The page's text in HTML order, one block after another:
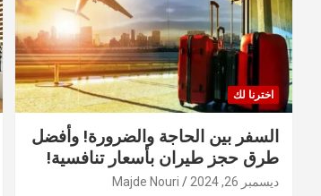
اخترنا لك
السفر بين الحاجة والضرورة! وأفضل
طرق حجز طيران بأسعار تنافسية!
ديسمبر 26, 2024 Majde Nouri